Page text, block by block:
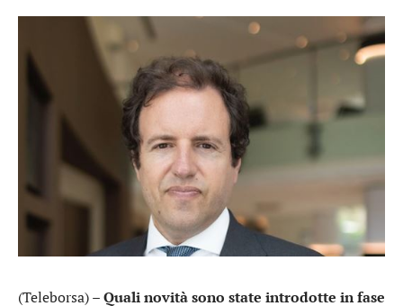
(Teleborsa) –Quali novità sono state introdotte in fase